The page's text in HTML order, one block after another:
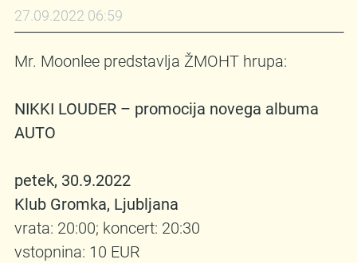
27.09.2022 06:59
Mr. Moonlee predstavlja ŽMOHT hrupa:
NIKKI LOUDER – promocija novega albuma
AUTO
petek, 30.9.2022
Klub Gromka, Ljubljana
vrata: 20:00; koncert: 20:30
vstopnina: 10 EUR